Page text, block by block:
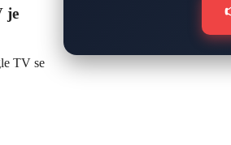
je
TV se